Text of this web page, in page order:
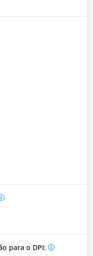
para o DPI: